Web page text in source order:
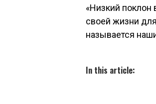
«Низкий
своей жизни
называется
In this article: